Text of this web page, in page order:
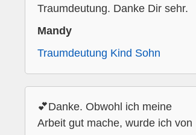
Traumdeutung. Danke Dir sehr.
Mandy
Traumdeutung Kind Sohn
💕Danke. Obwohl ich meine
Arbeit gut mache, wurde ich von